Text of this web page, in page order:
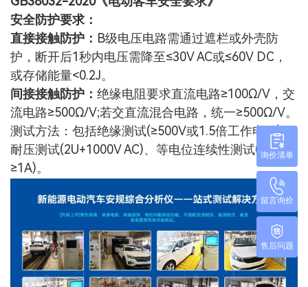
安全防护要求：
直接接触防护： B级电压电路需通过遮栏或外壳防
护，断开后1秒内电压需降至≤30V AC或≤60V DC，
或存储能量<0.2J。
间接接触防护： 绝缘电阻要求直流电路≥100Ω/V，交
流电路≥500Ω/V;若交直流混合电路，统一≥500Ω/V。
测试方法：包括绝缘测试(≥500V或1.5倍工作电压)、
耐压测试(2U+1000V AC)、等电位连续性测试(电流
≥1A)。
询价清单
留言询价
售后问题